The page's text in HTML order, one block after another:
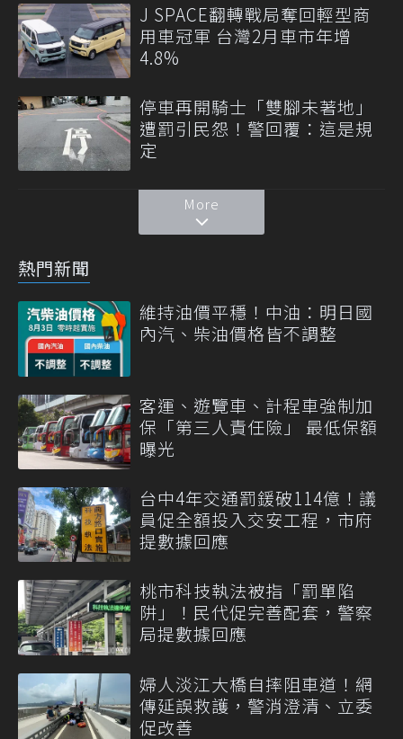
J SPACE翻轉戰局奪回輕型商
用車冠軍 台灣2月車市年增
4.8%
停車再開騎士「雙腳未著地」
遭罰引民怨！警回覆：這是規
定
More
熱門新聞
維持油價平穩！中油：明日國
內汽、柴油價格皆不調整
客運、遊覽車、計程車強制加
保「第三人責任險」 最低保額
曝光
台中4年交通罰鍰破114億！議
員促全額投入交安工程，市府
提數據回應
桃市科技執法被指「罰單陷
阱」！民代促完善配套，警察
局提數據回應
婦人淡江大橋自摔阻車道！網
傳延誤救護，警消澄清、立委
促改善